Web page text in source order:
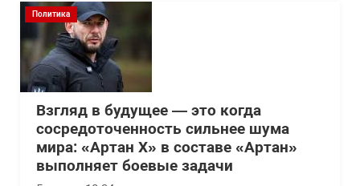
Политика
Взгляд в будущее — это когда
сосредоточенность сильнее шума
мира: «Артан Х» в составе «Артан»
выполняет боевые задачи